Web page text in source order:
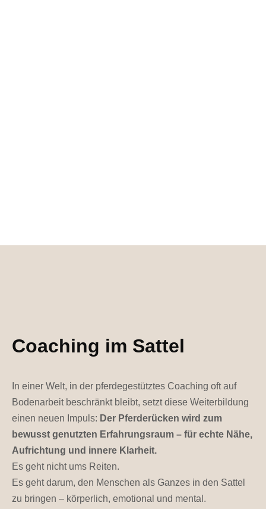
Coaching im Sattel
In einer Welt, in der pferdegestütztes Coaching oft auf
Bodenarbeit beschränkt bleibt, setzt diese Weiterbildung
einen neuen Impuls: Der Pferderücken wird zum
bewusst genutzten Erfahrungsraum – für echte Nähe,
Aufrichtung und innere Klarheit.
Es geht nicht ums Reiten.
Es geht darum, den Menschen als Ganzes in den Sattel
zu bringen – körperlich, emotional und mental.